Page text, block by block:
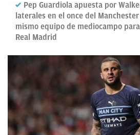
CANTERA
FICHAJES
PAPARAZZI
OKDIARIO
Pep Guardiola apuesta por
laterales en el once del
mismo equipo de mediocampo
Real Madrid